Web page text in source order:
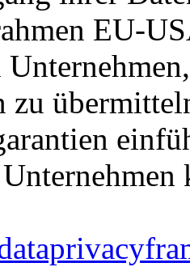
EU-
zu